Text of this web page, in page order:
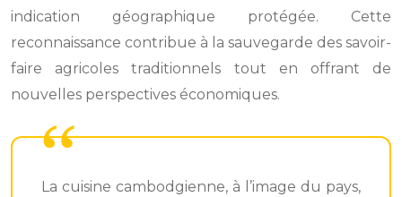
indication géographique protégée. Cette
reconnaissance contribue à la sauvegarde des savoir-
faire agricoles traditionnels tout en offrant de
nouvelles perspectives économiques.
La cuisine cambodgienne, à l’image du pays,